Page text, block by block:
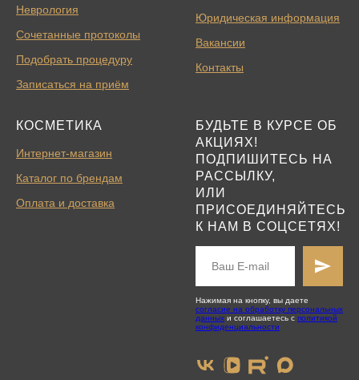
Неврология
Сочетанные протоколы
Подобрать процедуру
Записаться на приём
Юридическая информация
Вакансии
Контакты
КОСМЕТИКА
Интернет-магазин
Каталог по брендам
Оплата и доставка
БУДЬТЕ В КУРСЕ ОБ
АКЦИЯХ!
ПОДПИШИТЕСЬ НА
РАССЫЛКУ,
ИЛИ
ПРИСОЕДИНЯЙТЕСЬ
К НАМ В СОЦСЕТЯХ!
Нажимая на кнопку, вы даете
согласие на обработку персональных
данных и соглашаетесь с политикой
конфиденциальности